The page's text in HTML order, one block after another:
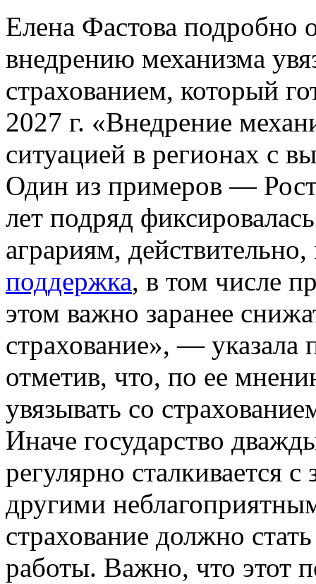
Елена Фастова подробно
внедрению механизма
страхованием, который
2027 г. «Внедрение
ситуацией в регионах с
Один из примеров —
лет подряд
аграриям,
поддержка, в том числе
этом важно заранее
страхование», — указала
отметив, что, по ее
увязывать со
Иначе государство
регулярно сталкивается
другими
страхование должно
работы. Важно, что этот